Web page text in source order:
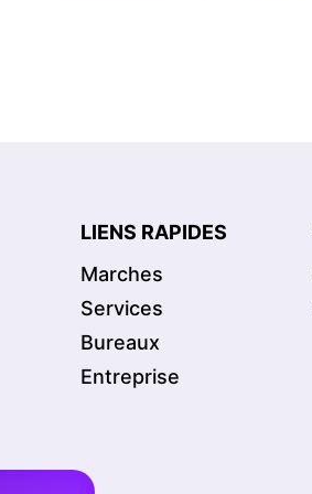
LIENS RAPIDES
Marches
Services
Bureaux
Entreprise